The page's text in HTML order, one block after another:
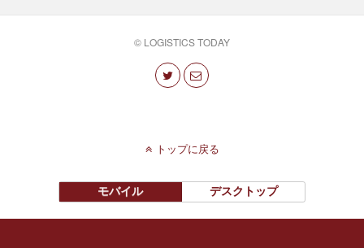
© LOGISTICS TODAY
トップに戻る
モバイル デスクトップ